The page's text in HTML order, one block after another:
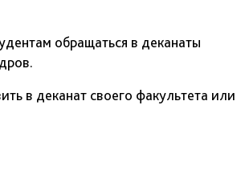
обращаться в деканаты
в деканат своего факультета или